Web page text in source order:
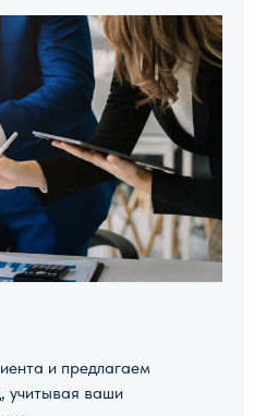
и предлагаем
учитывая ваши